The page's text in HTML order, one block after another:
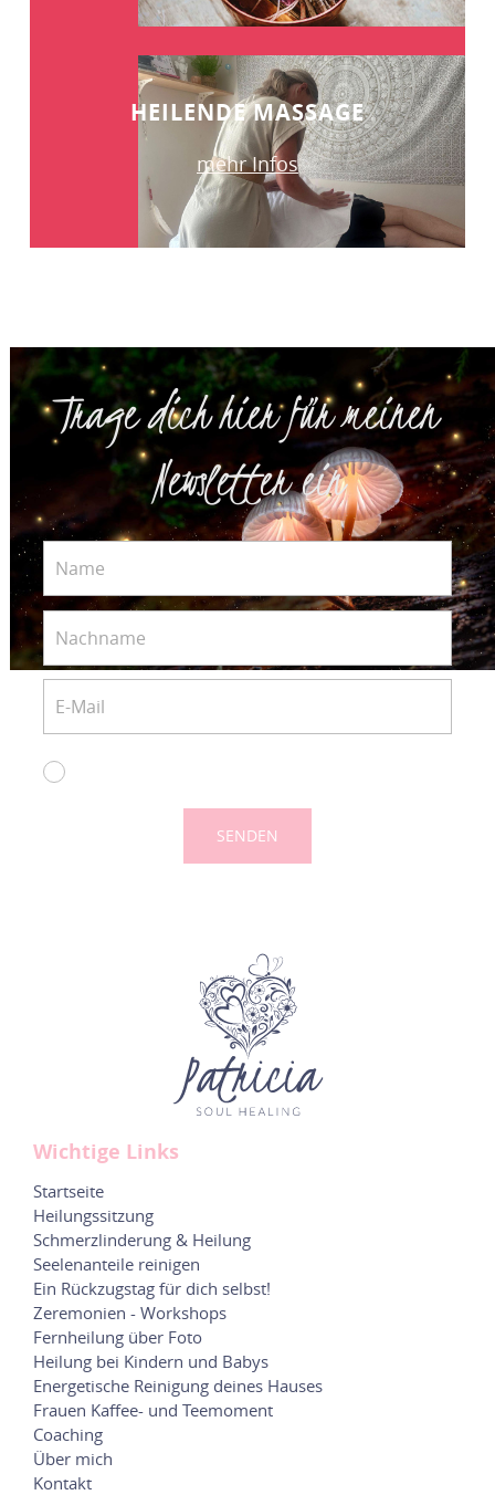
HEILENDE MASSAGE
mehr Infos
Trage dich hier für meinen
Newsletter ein
SENDEN
Wichtige Links
Startseite
Heilungssitzung
Schmerzlinderung & Heilung
Seelenanteile reinigen
Ein Rückzugstag für dich selbst!
Zeremonien - Workshops
Fernheilung über Foto
Heilung bei Kindern und Babys
Energetische Reinigung deines Hauses
Frauen Kaffee- und Teemoment
Coaching
Über mich
Kontakt